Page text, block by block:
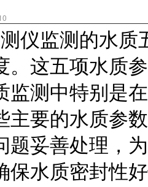
监测的水质
。这五项水质
监测中特别是
主要的水质参
题妥善处理，
保水质密封性